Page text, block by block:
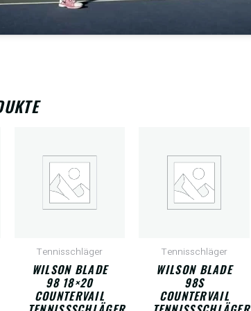
Tennisschläger
WILSON BLADE
98 18×20
COUNTERVAIL
Tennisschläger
WILSON BLADE
98S
COUNTERVAIL